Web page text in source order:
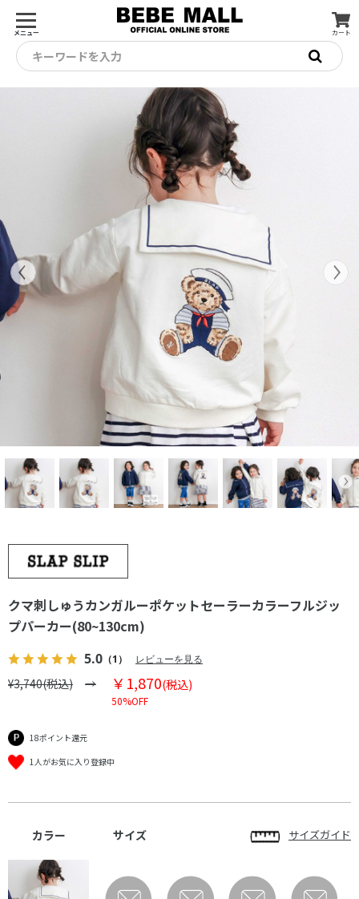
メニュー カート
キーワードを入力
クマ刺しゅうカンガルーポケットセーラーカラーフルジッ
プパーカー(80~130cm)
5.0 （1） レビューを見る
¥3,740(税込) ￥1,870(税込)
50%OFF
18ポイント還元
1人がお気に入り登録中
カラー サイズ サイズガイド